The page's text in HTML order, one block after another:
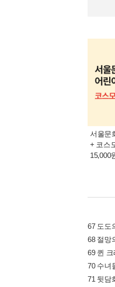
서울문
+ 코스
15,000
67 도도
68 절망
69 퀸
70 수녀
71 뒷담